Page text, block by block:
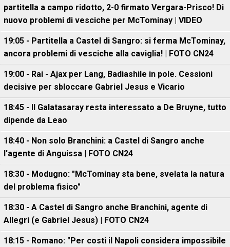
partitella a campo ridotto, 2-0 firmato Vergara-Prisco! Di
nuovo problemi di vesciche per McTominay | VIDEO
19:05 - Partitella a Castel di Sangro: si ferma McTominay,
ancora problemi di vesciche alla caviglia! | FOTO CN24
19:00 - Rai - Ajax per Lang, Badiashile in pole. Cessioni
decisive per sbloccare Gabriel Jesus e Vicario
18:45 - Il Galatasaray resta interessato a De Bruyne, tutto
dipende da Leao
18:40 - Non solo Branchini: a Castel di Sangro anche
l'agente di Anguissa | FOTO CN24
18:30 - Modugno: "McTominay sta bene, svelata la natura
del problema fisico"
18:30 - A Castel di Sangro anche Branchini, agente di
Allegri (e Gabriel Jesus) | FOTO CN24
18:15 - Romano: "Per costi il Napoli considera impossibile